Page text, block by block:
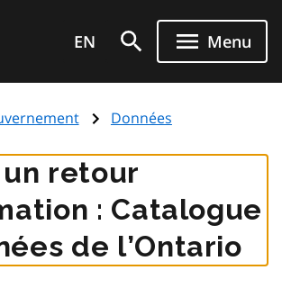
EN Menu
Données
retour
: Catalogue
de l’Ontario